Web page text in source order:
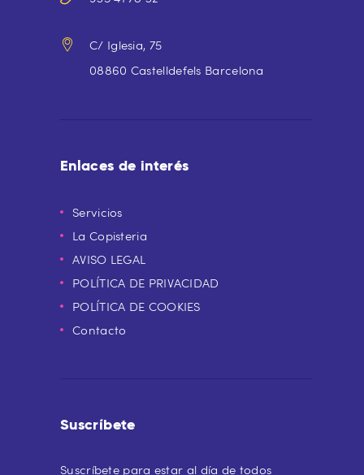
C/ Iglesia, 75
08860 Castelldefels Barcelona
Enlaces de interés
Servicios
La Copisteria
AVISO LEGAL
POLÍTICA DE PRIVACIDAD
POLÍTICA DE COOKIES
Contacto
Suscríbete
Suscríbete para estar al día de todos